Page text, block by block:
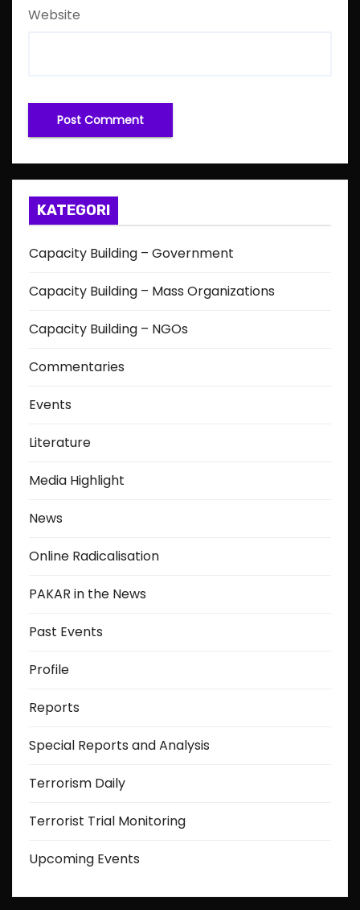
Website
KATEGORI
Capacity Building – Government
Capacity Building – Mass Organizations
Capacity Building – NGOs
Commentaries
Events
Literature
Media Highlight
News
Online Radicalisation
PAKAR in the News
Past Events
Profile
Reports
Special Reports and Analysis
Terrorism Daily
Terrorist Trial Monitoring
Upcoming Events